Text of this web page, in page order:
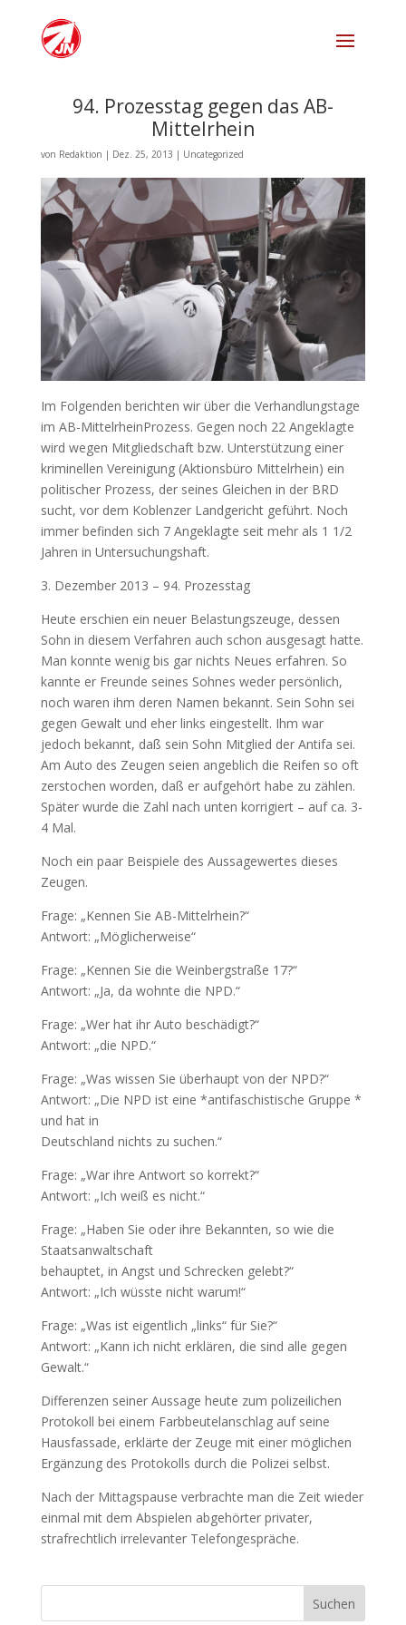
94. Prozesstag gegen das AB-
Mittelrhein
von Redaktion | Dez. 25, 2013 | Uncategorized
Im Folgenden berichten wir über die Verhand­lungs­tage
im AB-Mittel­rhein­Prozess. Gegen noch 22 Angeklagte
wird wegen Mitglied­schaft bzw. Unter­stützung einer
kriminellen Vereinigung (Aktionsbüro Mittelrhein) ein
politischer Prozess, der seines Gleichen in der BRD
sucht, vor dem Koblenzer Landgericht geführt. Noch
immer befinden sich 7 Angeklagte seit mehr als 1 1/2
Jahren in Unter­suchungshaft.
3. Dezember 2013 – 94. Prozesstag
Heute erschien ein neuer Belastungszeuge, dessen
Sohn in diesem Verfahren auch schon ausgesagt hatte.
Man konnte wenig bis gar nichts Neues erfahren. So
kannte er Freunde seines Sohnes weder persönlich,
noch waren ihm deren Namen bekannt. Sein Sohn sei
gegen Gewalt und eher links eingestellt. Ihm war
jedoch bekannt, daß sein Sohn Mitglied der Antifa sei.
Am Auto des Zeugen seien angeblich die Reifen so oft
zerstochen worden, daß er aufgehört habe zu zählen.
Später wurde die Zahl nach unten korrigiert – auf ca. 3-
4 Mal.
Noch ein paar Beispiele des Aussagewertes dieses
Zeugen.
Frage: „Kennen Sie AB-Mittelrhein?“
Antwort: „Möglicherweise“
Frage: „Kennen Sie die Weinbergstraße 17?“
Antwort: „Ja, da wohnte die NPD.“
Frage: „Wer hat ihr Auto beschädigt?“
Antwort: „die NPD.“
Frage: „Was wissen Sie überhaupt von der NPD?“
Antwort: „Die NPD ist eine *antifaschistische Gruppe *
und hat in
Deutschland nichts zu suchen.“
Frage: „War ihre Antwort so korrekt?“
Antwort: „Ich weiß es nicht.“
Frage: „Haben Sie oder ihre Bekannten, so wie die
Staatsanwaltschaft
behauptet, in Angst und Schrecken gelebt?“
Antwort: „Ich wüsste nicht warum!“
Frage: „Was ist eigentlich „links“ für Sie?“
Antwort: „Kann ich nicht erklären, die sind alle gegen
Gewalt.“
Differenzen seiner Aussage heute zum polizeilichen
Protokoll bei einem Farbbeutelanschlag auf seine
Hausfassade, erklärte der Zeuge mit einer möglichen
Ergänzung des Protokolls durch die Polizei selbst.
Nach der Mittagspause verbrachte man die Zeit wieder
einmal mit dem Abspielen abgehörter privater,
strafrechtlich irrelevanter Telefongespräche.